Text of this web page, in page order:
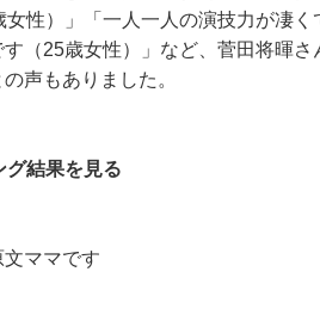
性）」「一人一人の演技力が凄
（25歳女性）」など、菅田将暉
声もありました。
グ結果を見る
ママです